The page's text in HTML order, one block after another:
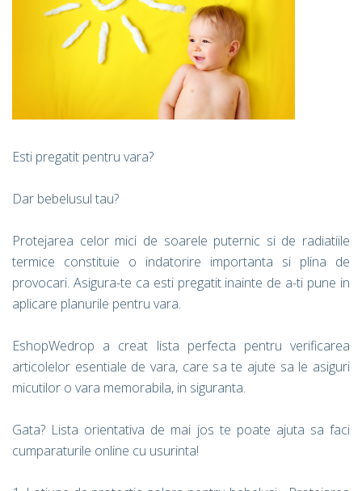
Esti pregatit pentru vara?
Dar bebelusul tau?
Protejarea celor mici de soarele puternic si de radiatiile
termice constituie o indatorire importanta si plina de
provocari. Asigura-te ca esti pregatit inainte de a-ti pune in
aplicare planurile pentru vara.
EshopWedrop a creat lista perfecta pentru verificarea
articolelor esentiale de vara, care sa te ajute sa le asiguri
micutilor o vara memorabila, in siguranta.
Gata? Lista orientativa de mai jos te poate ajuta sa faci
cumparaturile online cu usurinta!